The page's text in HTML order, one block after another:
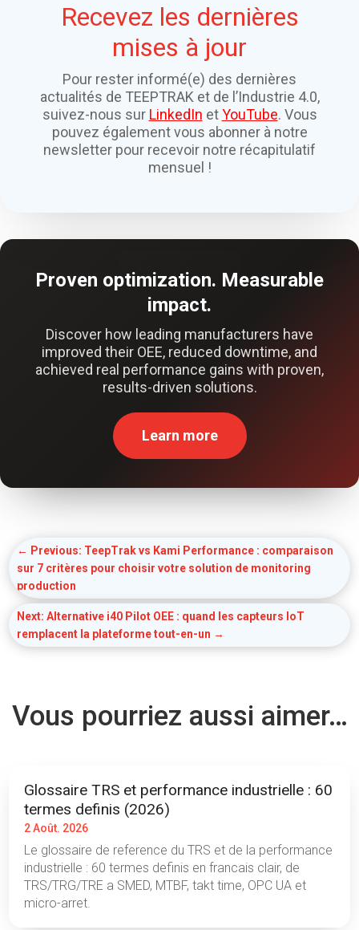
Recevez les dernières
mises à jour
Pour rester informé(e) des dernières
actualités de TEEPTRAK et de l’Industrie 4.0,
suivez-nous sur LinkedIn etYouTube. Vous
pouvez également vous abonner à notre
newsletter pour recevoir notre récapitulatif
mensuel !
Proven optimization. Measurable
impact.
Discover how leading manufacturers have
improved their OEE, reduced downtime, and
achieved real performance gains with proven,
results-driven solutions.
Learn more
← Previous: TeepTrak vs Kami Performance : comparaison
sur 7 critères pour choisir votre solution de monitoring
production
Next: Alternative i40 Pilot OEE : quand les capteurs IoT
remplacent la plateforme tout-en-un →
Vous pourriez aussi aimer…
Glossaire TRS et performance industrielle : 60
termes definis (2026)
2 Août. 2026
Le glossaire de reference du TRS et de la performance
industrielle : 60 termes definis en francais clair, de
TRS/TRG/TRE a SMED, MTBF, takt time, OPC UA et
micro-arret.